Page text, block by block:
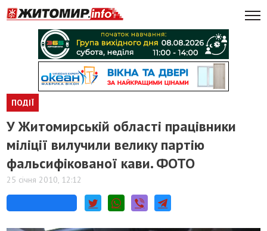
ПОДІЇ
У Житомирській області працівники
міліції вилучили велику партію
фальсифікованої кави. ФОТО
25 січня 2010, 12:12